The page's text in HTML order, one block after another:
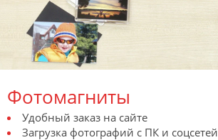
Фотомагниты
Удобный заказ на сайте
Загрузка фотографий с ПК и соцсетей